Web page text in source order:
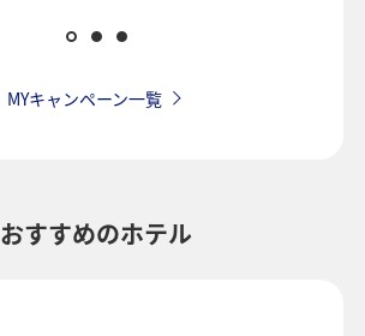
MYキャンペーン一覧
おすすめのホテル